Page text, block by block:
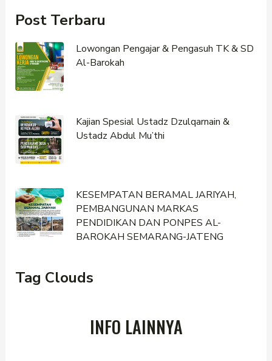
Post Terbaru
Lowongan Pengajar & Pengasuh TK & SD
Al-Barokah
Kajian Spesial Ustadz Dzulqarnain &
Ustadz Abdul Mu’thi
KESEMPATAN BERAMAL JARIYAH,
PEMBANGUNAN MARKAS
PENDIDIKAN DAN PONPES AL-
BAROKAH SEMARANG-JATENG
Tag Clouds
INFO LAINNYA